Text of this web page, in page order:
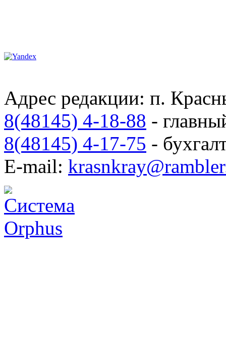
Адрес редакции: п.
8(48145) 4-18-88 -
8(48145) 4-17-75 -
E-mail: